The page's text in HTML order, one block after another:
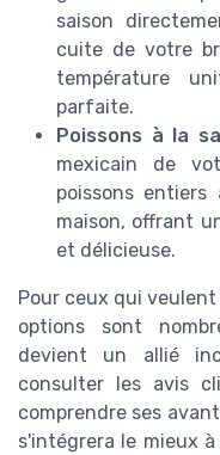
saison
cuite de votre
température
parfaite.
Poissons à la
mexicain de
poissons
maison, offrant
et délicieuse.
Pour ceux qui
options sont
devient un allié
consulter les avis
comprendre ses
s'intégrera le mieux